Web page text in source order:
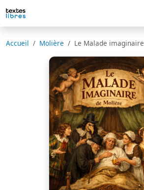
Accueil Molière Le Malade imaginaire